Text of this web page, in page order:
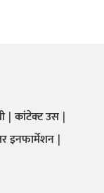
कांटेक्ट उस
इनफार्मेशन